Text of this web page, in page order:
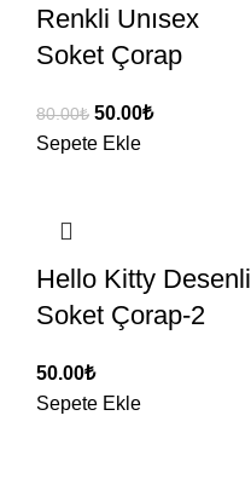
Renkli Unısex
Soket Çorap
80.00₺ 50.00₺
Sepete Ekle
Hello Kitty Desenli
Soket Çorap-2
50.00₺
Sepete Ekle